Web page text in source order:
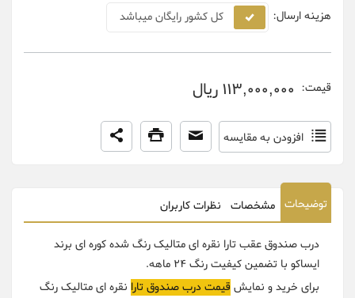
هزینه ارسال: کل کشور رایگان میباشد
قیمت: 113,000,000 ریال
افزودن به مقایسه
توضیحات مشخصات نظرات کاربران
درب صندوق عقب تارا نقره ای متالیک رنگ شده کوره ای برند
ایساکو با تضمین کیفیت رنگ 24 ماهه.
برای خرید و نمایش قیمت درب صندوق تارا نقره ای متالیک رنگ